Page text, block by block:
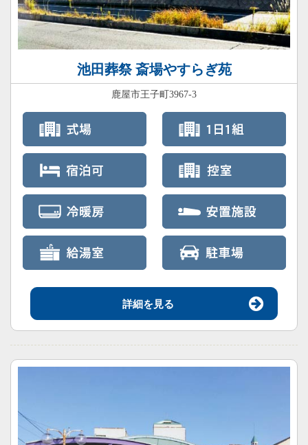
池田葬祭 斎場やすらぎ苑
鹿屋市王子町3967-3
詳細を見る